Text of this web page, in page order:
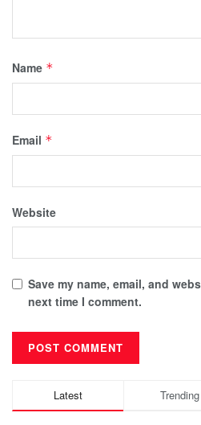
Name *
Email *
Website
Save my name, email, and
next time I comment.
Latest Trending